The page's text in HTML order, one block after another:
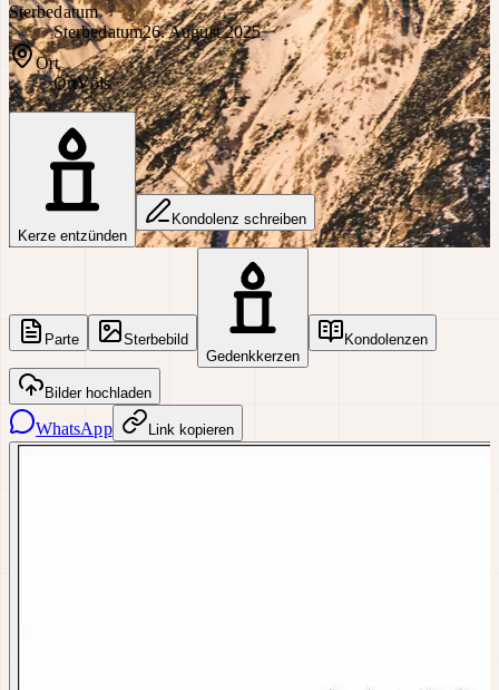
Sterbedatum
Sterbedatum26. August 2025
Ort
OrtVöls
Kerze entzünden
Kondolenz schreiben
Parte
Sterbebild
Gedenkkerzen
Kondolenzen
Bilder hochladen
WhatsApp Link kopieren